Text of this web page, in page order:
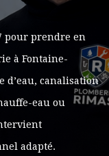
pour prendre en
à Fontaine-
d’eau, canalisation
eau ou
adapté.